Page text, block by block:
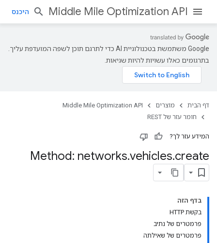
Middle Mile Optimization API היכנס
‫Google משתמשת בטכנולוגיית AI כדי לתרגם תוכן לשפה המועדפת עליך.
בתרגומים כאלו עשויות להיות שגיאות.
דף הבית מוצרים
Middle Mile Optimization API
חומר עזר של REST
המידע עזר לך?
Method: networks.vehicles.create
בדף הזה
בקשת HTTP
פרמטרים של נתיב
פרמטרים של שאילתה